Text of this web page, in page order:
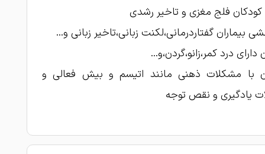
کودکان فلج مغزی و تاخیر رشدی
بیماران گفتاردرمانی،لکنت زبانی،تاخیر زبانی و...
دارای درد کمر،زانو،گردن،و...
با مشکلات ذهنی مانند اتیسم و بیش فعالی و
یادگیری و نقص توجه